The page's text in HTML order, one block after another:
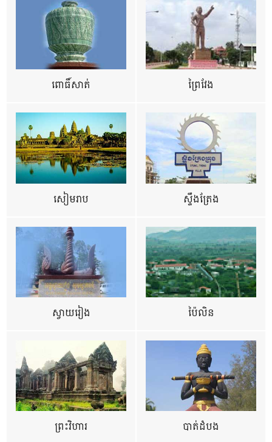
ពោធិ៍សាត់ ព្រៃវែង
សៀមរាប ស្ទឹងត្រែង
ស្វាយរៀង ប៉ៃលិន
ព្រះវិហារ បាត់ដំបង